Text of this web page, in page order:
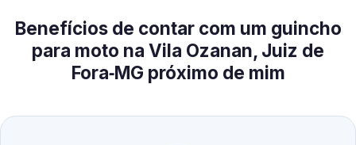
Benefícios de contar com um guincho
para moto na Vila Ozanan, Juiz de
Fora‑MG próximo de mim